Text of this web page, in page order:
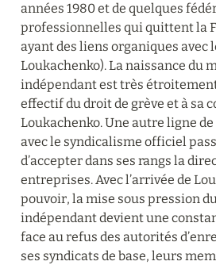
années 1980 et de quelques
professionnelles qui quittent la
ayant des liens organiques avec
Loukachenko). La naissance du
indépendant est très étroitement
effectif du droit de grève et à sa
Loukachenko. Une autre ligne
avec le syndicalisme officiel
d’accepter dans ses rangs la
entreprises. Avec l’arrivée de
pouvoir, la mise sous pression
indépendant devient une
face au refus des autorités
ses syndicats de base, leurs